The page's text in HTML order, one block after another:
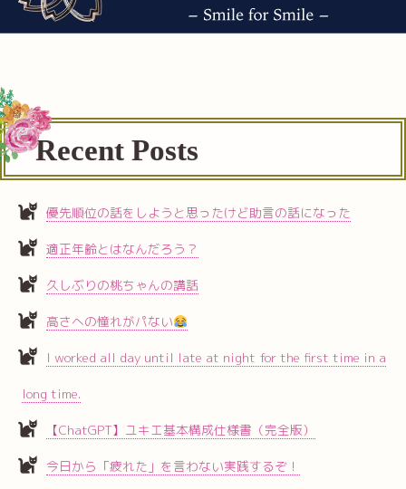
Recent Posts
優先順位の話をしようと思ったけど助言の話になった
適正年齢とはなんだろう？
久しぶりの桃ちゃんの講話
高さへの憧れがパない
I worked all day until late at night for the first time in a
long time.
【ChatGPT】ユキエ基本構成仕様書（完全版）
今日から「疲れた」を言わない実践するぞ！